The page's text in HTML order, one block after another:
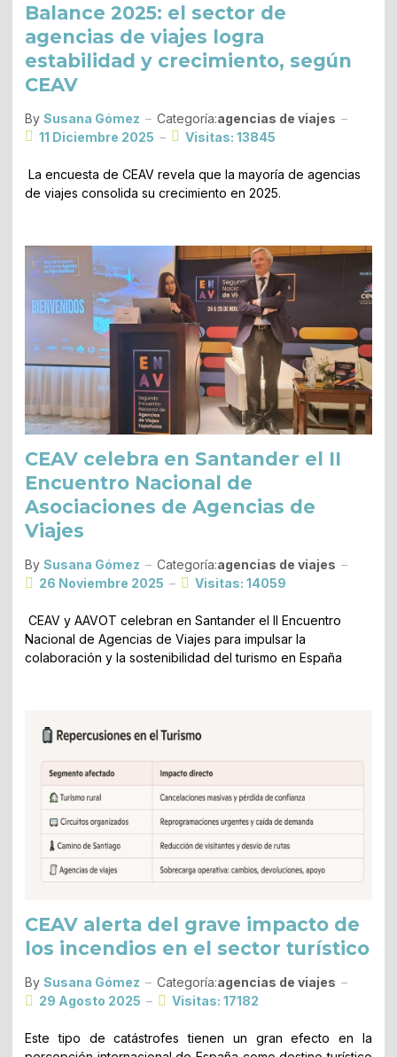
Balance 2025: el sector de
agencias de viajes logra
estabilidad y crecimiento, según
CEAV
By Susana Gómez Categoría:agencias de viajes
11 Diciembre 2025
Visitas: 13845
La encuesta de CEAV revela que la mayoría de agencias
de viajes consolida su crecimiento en 2025.
CEAV celebra en Santander el II
Encuentro Nacional de
Asociaciones de Agencias de
Viajes
By Susana Gómez Categoría:agencias de viajes
26 Noviembre 2025
Visitas: 14059
CEAV y AAVOT celebran en Santander el II Encuentro
Nacional de Agencias de Viajes para impulsar la
colaboración y la sostenibilidad del turismo en España
CEAV alerta del grave impacto de
los incendios en el sector turístico
By Susana Gómez Categoría:agencias de viajes
29 Agosto 2025
Visitas: 17182
Este tipo de catástrofes tienen un gran efecto en la